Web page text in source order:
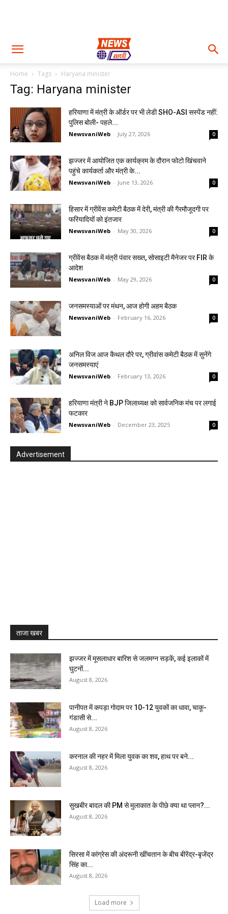
Home Tags Haryana minister
Tag: Haryana minister
हरियाणा में मंत्री के ऑर्डर पर भी लेडी SHO-ASI सस्पेंड नहीं:
पुलिस बोली- पहले...
NewsvaniWeb - July 27, 2026 0
झज्जर में आयोजित एक कार्यक्रम के दौरान फोटो खिंचवाने
पहुंचे कार्यकर्ता और मंत्री के...
NewsvaniWeb - June 13, 2026 0
हिसार में ग्रीवेंस कमेटी बैठक में देरी, मंत्री की गैरमौजूदगी पर
फरियादियों को इंतजार
NewsvaniWeb - May 30, 2026 0
ग्रीवेंस बैठक में मंत्री पंवार सख्त, सोसाइटी मैनेजर पर FIR के
आदेश
NewsvaniWeb - May 29, 2026 0
जनसमस्याओं पर मंथन, आज होगी अहम बैठक
NewsvaniWeb - February 16, 2026 0
अनिल विज आज कैथल दौरे पर, ग्रीवांस कमेटी बैठक में सुनेंगे
जनसमस्याएं
NewsvaniWeb - February 13, 2026 0
हरियाणा मंत्री ने BJP जिलाध्यक्ष को सार्वजनिक मंच पर लगाई
फटकार
NewsvaniWeb - December 23, 2025 0
Advertisement
ताजा खबर
झज्जर में मूसलाधार बारिश से जलमग्न सड़कें, कई इलाकों में
घुटनों...
August 8, 2026
पानीपत में कपड़ा गोदाम पर 10-12 युवकों का धावा, चाकू-
गंडासी से...
August 8, 2026
करनाल की नहर में मिला युवक का शव, हाथ पर बने...
August 8, 2026
सुखबीर बादल की PM से मुलाकात के पीछे क्या था प्लान?...
August 8, 2026
सिरसा में कांग्रेस की अंदरूनी खींचतान के बीच बीरेंद्र-बृजेंद्र
सिंह का...
August 8, 2026
Load more